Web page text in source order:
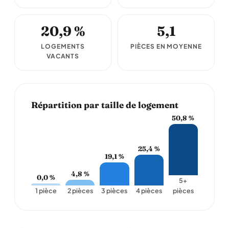
20,9 %
LOGEMENTS
VACANTS
5,1
PIÈCES EN MOYENNE
Répartition par taille de logement
0,0 %
1 pièce
4,8 %
2 pièces
19,1 %
3 pièces
25,4 %
4 pièces
50,8 %
5+
pièces